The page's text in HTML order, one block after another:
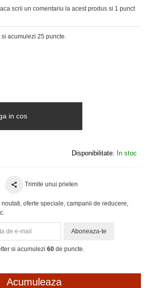
scrii un comentariu la acest produs si 1 punct
acumulezi 25 puncte.
in cos
Disponibilitate: In stoc
Trimite unui prieten
oferte speciale, campanii de reducere,
Aboneaza-te
si acumulezi 60 de puncte.
Acumuleaza